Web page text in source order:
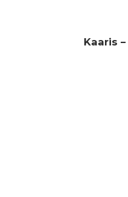
Kaaris –